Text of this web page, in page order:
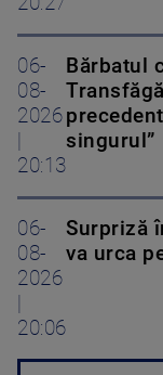
06-
08-
2026
20:13
Bărbatul
singurul”
06-
08-
2026
20:06
Surpriză
va urca